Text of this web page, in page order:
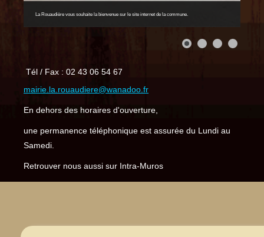
La Rouaudière vous souhaite la bienvenue sur le site internet de la commune.
Tél / Fax : 02 43 06 54 67
mairie.la.rouaudiere@wanadoo.fr
En dehors des horaires d'ouverture,
une permanence téléphonique est assurée du Lundi au
Samedi.
Retrouver nous aussi sur Intra-Muros